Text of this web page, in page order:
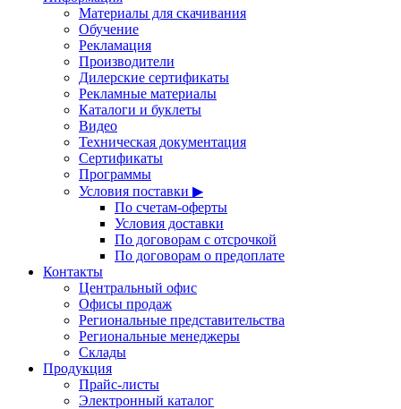
Материалы для скачивания
Обучение
Рекламация
Производители
Дилерские сертификаты
Рекламные материалы
Каталоги и буклеты
Видео
Техническая документация
Сертификаты
Программы
Условия поставки ▶
По счетам-оферты
Условия доставки
По договорам с отсрочкой
По договорам о предоплате
Контакты
Центральный офис
Офисы продаж
Региональные представительства
Региональные менеджеры
Склады
Продукция
Прайс-листы
Электронный каталог